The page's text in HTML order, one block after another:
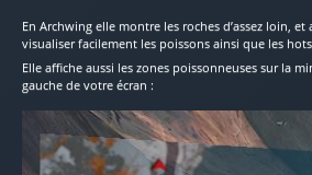
En Archwing elle montre les roches d’assez loin,
visualiser facilement les poissons ainsi que les
Elle affiche aussi les zones poissonneuses sur la
gauche de votre écran :